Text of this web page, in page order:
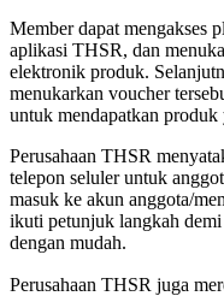
Member dapat mengakses
aplikasi THSR, dan
elektronik produk.
menukarkan voucher
untuk mendapatkan
Perusahaan THSR
telepon seluler untuk
masuk ke akun anggota/
ikuti petunjuk langkah
dengan mudah.
Perusahaan THSR juga